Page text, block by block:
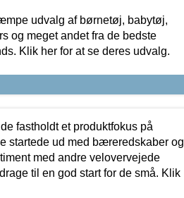
udvalg af børnetøj, babytøj,
og meget andet fra de bedste
Klik her for at se deres udvalg.
fastholdt et produktfokus på
startede ud med bæreredskaber og
med andre velovervejede
til en god start for de små. Klik